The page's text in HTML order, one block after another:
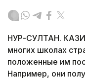
НУР-СУЛТАН.
многих школах
положенные им
Например, они